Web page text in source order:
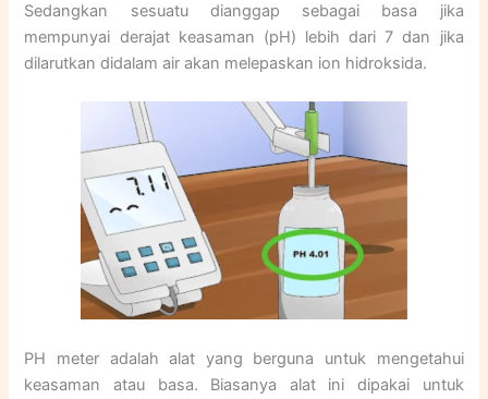
Sedangkan sesuatu dianggap sebagai basa jika
mempunyai derajat keasaman (pH) lebih dari 7 dan jika
dilarutkan didalam air akan melepaskan ion hidroksida.
PH meter adalah alat yang berguna untuk mengetahui
keasaman atau basa. Biasanya alat ini dipakai untuk